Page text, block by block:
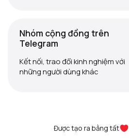
Nhóm cộng đồng trên
Telegram
Kết nối, trao đổi kinh nghiệm với
những người dùng khác
Được tạo ra bằng tất